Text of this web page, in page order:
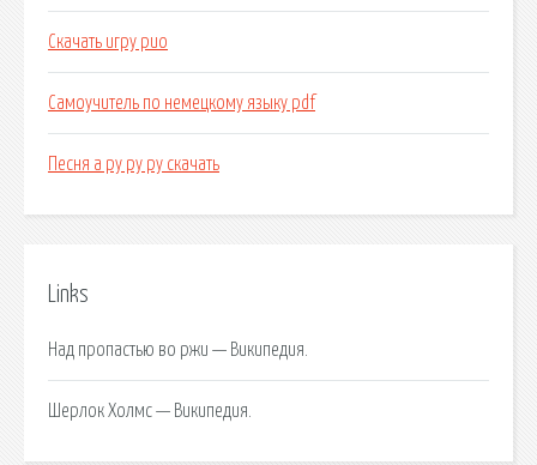
Скачать игру рио
Самоучитель по немецкому языку pdf
Песня а ру ру ру скачать
Links
Над пропастью во ржи — Википедия.
Шерлок Холмс — Википедия.